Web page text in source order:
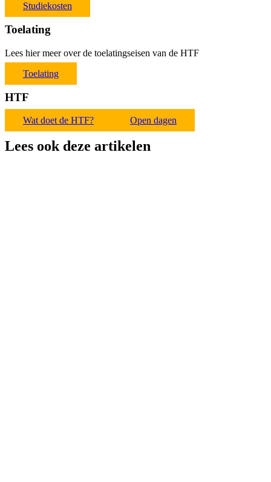
Studiekosten
Toelating
Lees hier meer over de toelatingseisen van de HTF
Toelating
HTF
Wat doet de HTF? Open dagen
Lees ook deze artikelen